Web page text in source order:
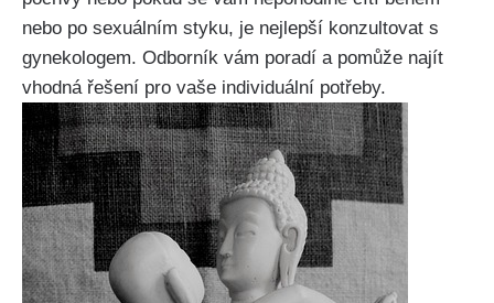
nebo​ po sexuálním styku, je nejlepší⁤ konzultovat s
gynekologem. Odborník vám poradí‍ a⁢ pomůže najít
vhodná řešení pro ​vaše individuální potřeby.